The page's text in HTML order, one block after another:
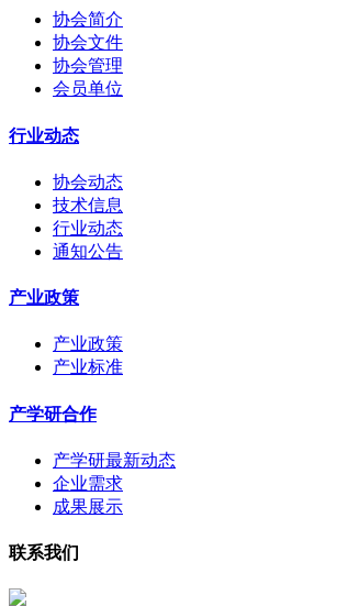
协会简介
协会文件
协会管理
会员单位
行业动态
协会动态
技术信息
行业动态
通知公告
产业政策
产业政策
产业标准
产学研合作
产学研最新动态
企业需求
成果展示
联系我们